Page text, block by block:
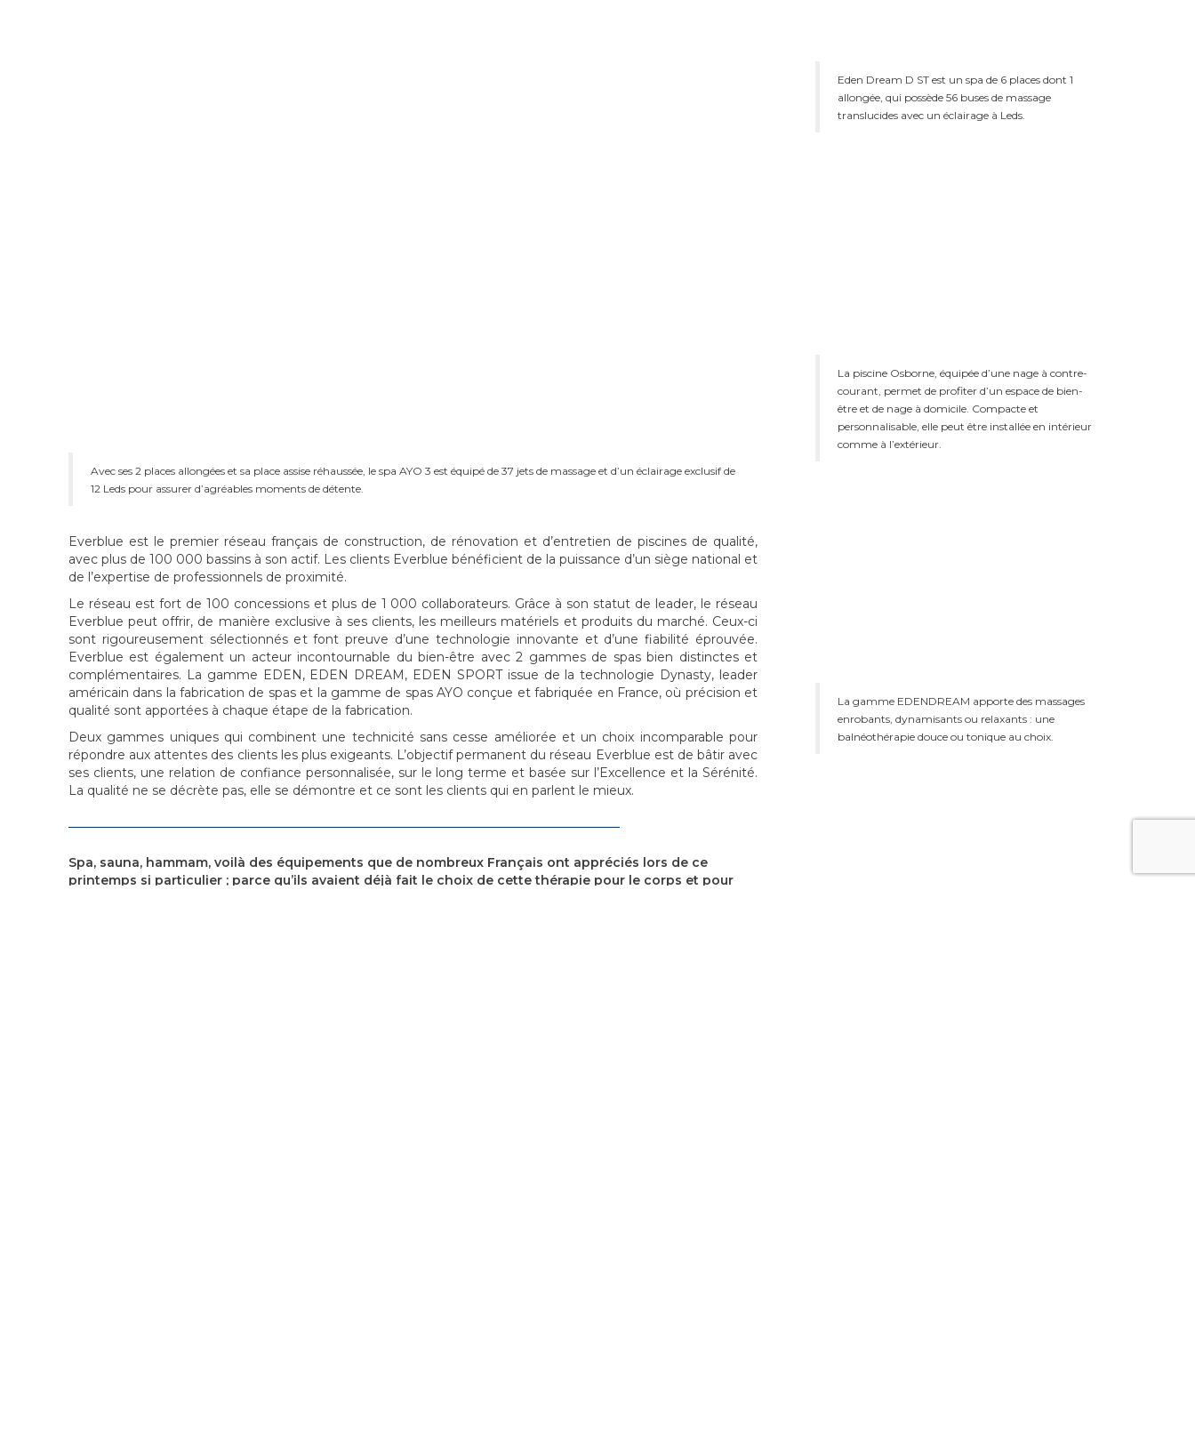
Avec ses 2 places allongées et sa place assise réhaussée, le spa AYO 3 est équipé de 37 jets de massage et d’un éclairage exclusif de
12 Leds pour assurer d’agréables moments de détente.
Everblue est le premier réseau français de construction, de rénovation et d’entretien de piscines de qualité,
avec plus de 100 000 bassins à son actif. Les clients Everblue bénéficient de la puissance d’un siège national et
de l’expertise de professionnels de proximité.
Le réseau est fort de 100 concessions et plus de 1 000 collaborateurs. Grâce à son statut de leader, le réseau
Everblue peut offrir, de manière exclusive à ses clients, les meilleurs matériels et produits du marché. Ceux-ci
sont rigoureusement sélectionnés et font preuve d’une technologie innovante et d’une fiabilité éprouvée.
Everblue est également un acteur incontournable du bien-être avec 2 gammes de spas bien distinctes et
complémentaires. La gamme EDEN, EDEN DREAM, EDEN SPORT issue de la technologie Dynasty, leader
américain dans la fabrication de spas et la gamme de spas AYO conçue et fabriquée en France, où précision et
qualité sont apportées à chaque étape de la fabrication.
Deux gammes uniques qui combinent une technicité sans cesse améliorée et un choix incomparable pour
répondre aux attentes des clients les plus exigeants. L’objectif permanent du réseau Everblue est de bâtir avec
ses clients, une relation de confiance personnalisée, sur le long terme et basée sur l’Excellence et la Sérénité.
La qualité ne se décrète pas, elle se démontre et ce sont les clients qui en parlent le mieux.
Spa, sauna, hammam, voilà des équipements que de nombreux Français ont appréciés lors de ce
printemps si particulier ; parce qu’ils avaient déjà fait le choix de cette thérapie pour le corps et pour
Eden Dream D ST est un spa de 6 places dont 1
allongée, qui possède 56 buses de massage
translucides avec un éclairage à Leds.
La piscine Osborne, équipée d’une nage à contre-
courant, permet de profiter d’un espace de bien-
être et de nage à domicile. Compacte et
personnalisable, elle peut être installée en intérieur
comme à l’extérieur.
La gamme EDENDREAM apporte des massages
enrobants, dynamisants ou relaxants : une
balnéothérapie douce ou tonique au choix.